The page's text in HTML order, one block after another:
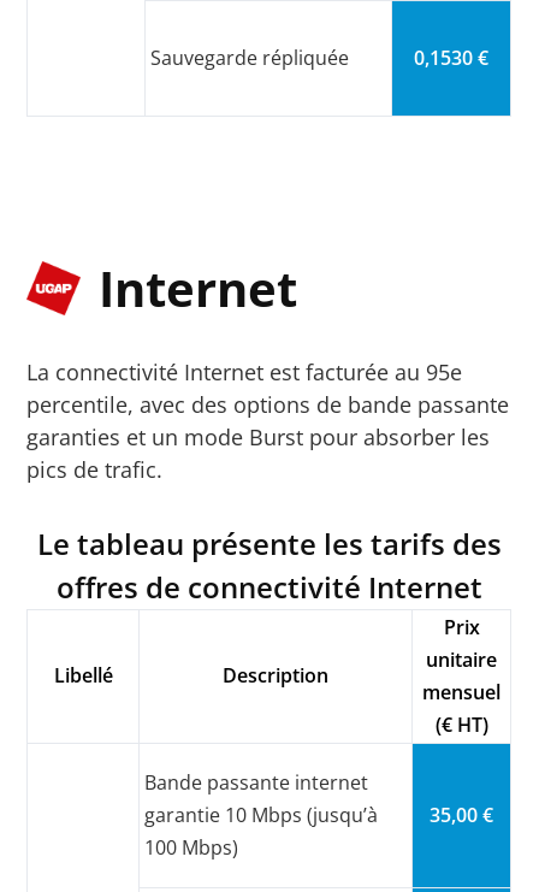
Sauvegarde répliquée 0,1530 €
Internet
La connectivité Internet est facturée au 95e
percentile, avec des options de bande passante
garanties et un mode Burst pour absorber les
pics de trafic.
Le tableau présente les tarifs des
offres de connectivité Internet
Libellé Description
Prix
unitaire
mensuel
(€ HT)
Bande passante internet
garantie 10 Mbps (jusqu’à
100 Mbps)
35,00 €